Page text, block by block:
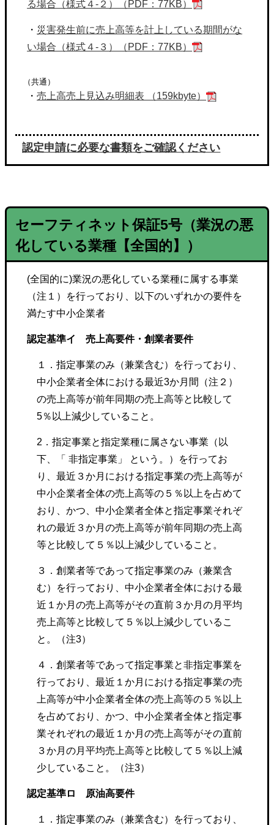
る場合（様式４-２）（PDF：77KB）
・ 災害発生前に売上高等を計上している期間がな
い場合（様式４-３）（PDF：77KB）
（共通）
・売上高売上見込み明細表 （159kbyte）
認定申請に必要な書類をご確認ください
セーフティネット保証5号 （業況の悪
化している業種【全国的】）
(全国的に)業況の悪化している業種に属する事業
（注１）を行っており、以下のいずれかの要件を
満たす中小企業者
認定基準イ 売上高要件・創業者要件
１．指定事業のみ（兼業含む）を行っており、
中小企業者全体における最近3か月間（注２）
の売上高等が前年同期の売上高等と比較して
5％以上減少していること。
2．指定事業と指定業種に属さない事業（以
下、「 非指定事業」 という。）を行ってお
り、最近３か月における指定事業の売上高等が
中小企業者全体の売上高等の５％以上を占めて
おり、かつ、中小企業者全体と指定事業それぞ
れの最近３か月の売上高等が前年同期の売上高
等と比較して５％以上減少していること。
３．創業者等であって指定事業のみ（兼業含
む）を行っており、中小企業者全体における最
近１か月の売上高等がその直前３か月の月平均
売上高等と比較して５％以上減少しているこ
と。（注3）
４．創業者等であって指定事業と非指定事業を
行っており、最近１か月における指定事業の売
上高等が中小企業者全体の売上高等の５％以上
を占めており、かつ、中小企業者全体と指定事
業それぞれの最近１か月の売上高等がその直前
３か月の月平均売上高等と比較して５％以上減
少していること。（注3）
認定基準ロ 原油高要件
１．指定事業のみ（兼業含む）を行っており、